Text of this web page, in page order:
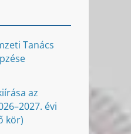
Tanács
az
évi
kör)